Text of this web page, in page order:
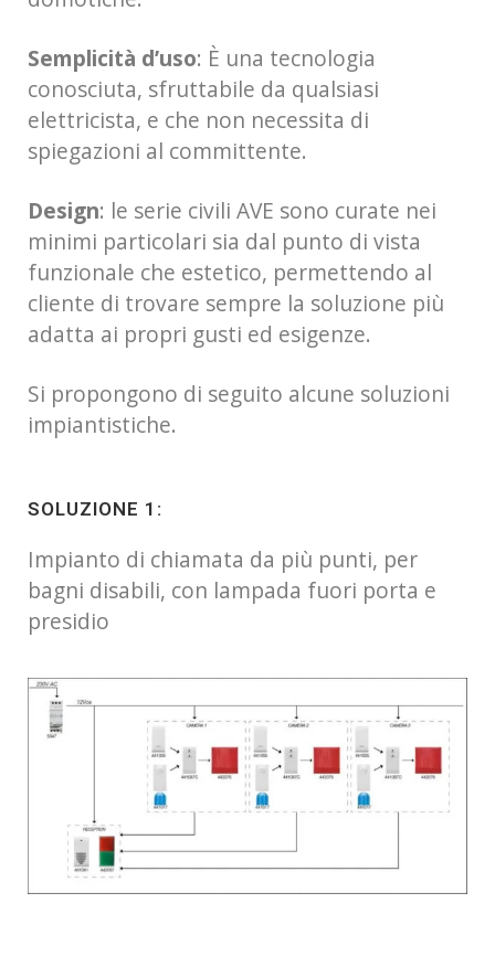
Semplicità d’uso: È una tecnologia
conosciuta, sfruttabile da qualsiasi
elettricista, e che non necessita di
spiegazioni al committente.
Design: le serie civili AVE sono curate nei
minimi particolari sia dal punto di vista
funzionale che estetico, permettendo al
cliente di trovare sempre la soluzione più
adatta ai propri gusti ed esigenze.
Si propongono di seguito alcune soluzioni
impiantistiche.
SOLUZIONE 1:
Impianto di chiamata da più punti, per
bagni disabili, con lampada fuori porta e
presidio